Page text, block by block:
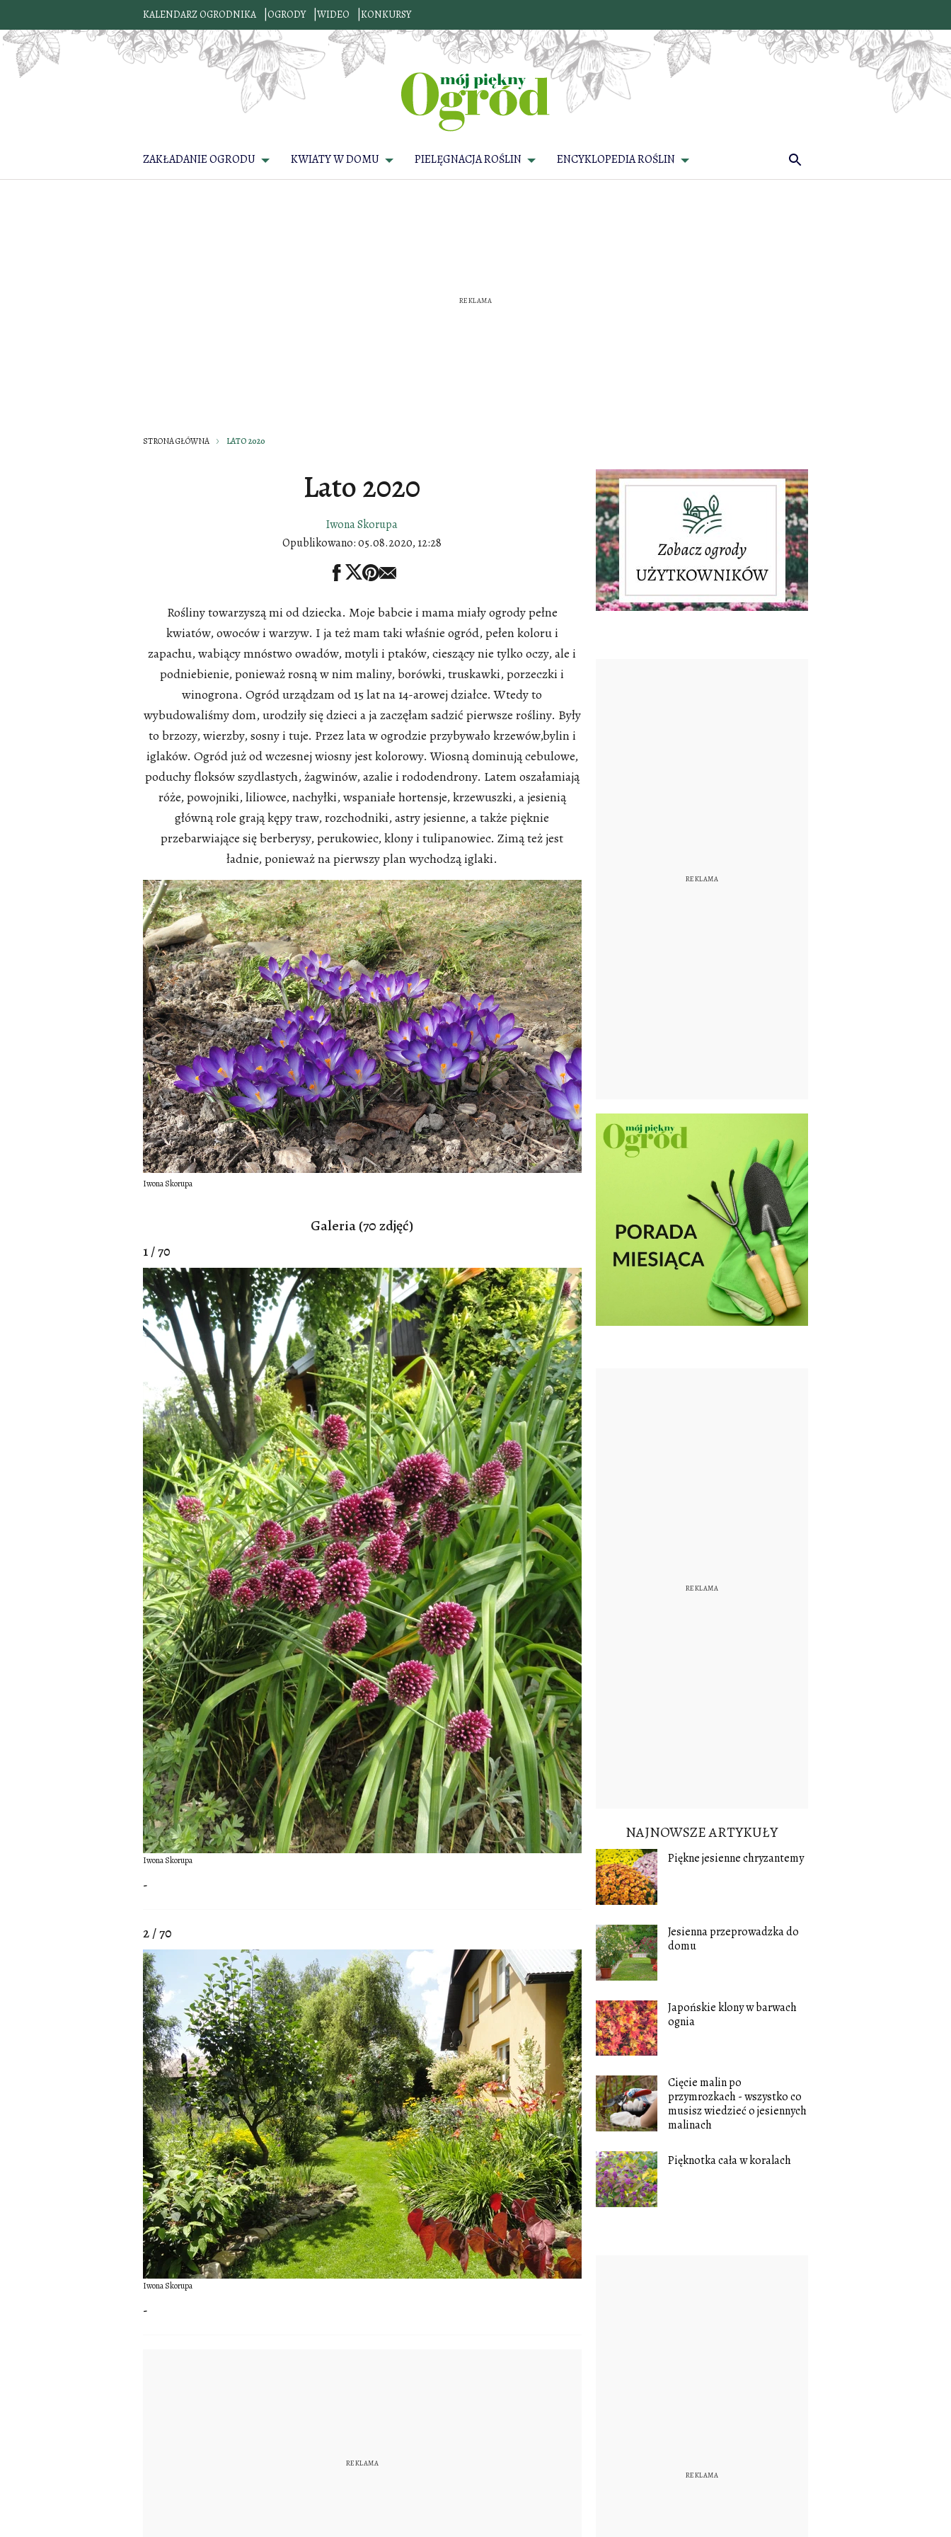
KALENDARZ OGRODNIKA OGRODY WIDEO KONKURSY
ZAKŁADANIE OGRODU KWIATY W DOMU PIELĘGNACJA ROŚLIN ENCYKLOPEDIA ROŚLIN
STRONA GŁÓWNA LATO 2020
Lato 2020
Iwona Skorupa
Opublikowano:05.08.2020, 12:28
Rośliny towarzyszą mi od dziecka. Moje babcie i mama miały ogrody pełne
kwiatów, owoców i warzyw. I ja też mam taki właśnie ogród, pełen koloru i
zapachu, wabiący mnóstwo owadów, motyli i ptaków, cieszący nie tylko oczy, ale i
podniebienie, ponieważ rosną w nim maliny, borówki, truskawki, porzeczki i
winogrona. Ogród urządzam od 15 lat na 14-arowej działce. Wtedy to
wybudowaliśmy dom, urodziły się dzieci a ja zaczęłam sadzić pierwsze rośliny. Były
to brzozy, wierzby, sosny i tuje. Przez lata w ogrodzie przybywało krzewów,bylin i
iglaków. Ogród już od wczesnej wiosny jest kolorowy. Wiosną dominują cebulowe,
poduchy floksów szydlastych, żagwinów, azalie i rododendrony. Latem oszałamiają
róże, powojniki, liliowce, nachyłki, wspaniałe hortensje, krzewuszki, a jesienią
główną role grają kępy traw, rozchodniki, astry jesienne, a także pięknie
przebarwiające się berberysy, perukowiec, klony i tulipanowiec. Zimą też jest
ładnie, ponieważ na pierwszy plan wychodzą iglaki.
Iwona Skorupa
Galeria (70 zdjęć)
1 / 70
Iwona Skorupa
-
2 / 70
Iwona Skorupa
-
NAJNOWSZE ARTYKUŁY
Piękne jesienne chryzantemy
Jesienna przeprowadzka do
domu
Japońskie klony w barwach
ognia
Cięcie malin po
przymrozkach - wszystko co
musisz wiedzieć o jesiennych
malinach
Pięknotka cała w koralach